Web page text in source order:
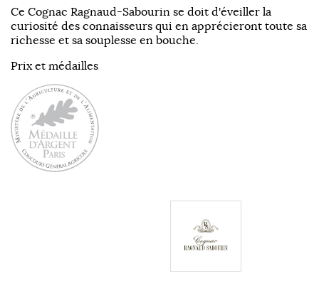
Ce Cognac Ragnaud-Sabourin se doit d'éveiller la
curiosité des connaisseurs qui en apprécieront toute sa
richesse et sa souplesse en bouche.
Prix et médailles